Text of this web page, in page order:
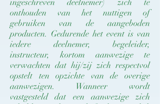
ingeschreven deelnemer) zich te
onthouden van het nuttigen of
gebruiken van de aangeboden
producten. Gedurende het event is van
iedere deelnemer, begeleider,
instructeur, kortom aanwezige te
verwachten dat hij/zij zich respectvol
opstelt ten opzichte van de overige
aanwezigen. Wanneer wordt
vastgesteld dat een aanwezige zich